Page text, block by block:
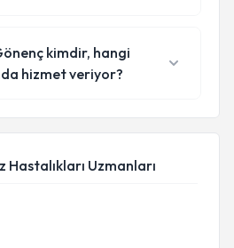
kimdir, hangi
hizmet veriyor?
Hastalıkları Uzmanları